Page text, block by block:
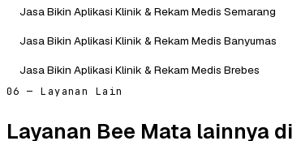
Jasa Bikin Aplikasi Klinik & Rekam Medis Semarang
Jasa Bikin Aplikasi Klinik & Rekam Medis Banyumas
Jasa Bikin Aplikasi Klinik & Rekam Medis Brebes
06 — Layanan Lain
Layanan Bee Mata lainnya di